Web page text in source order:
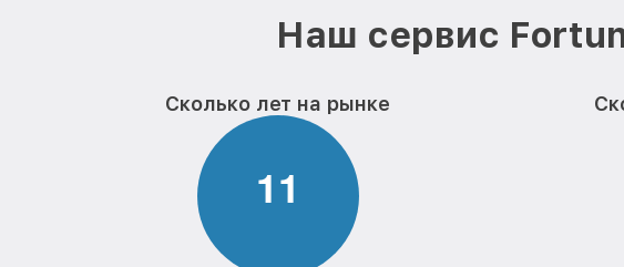
Наш сервис
Сколько лет на рынке
11